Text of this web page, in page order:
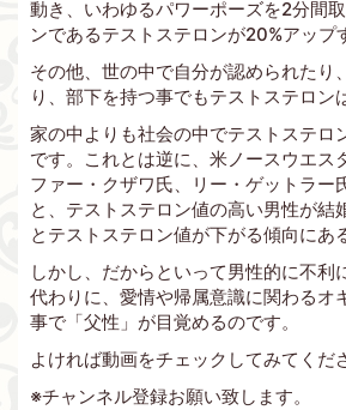
動き、いわゆるパワーポーズを2分間
ンであるテストステロンが20%アップ
その他、世の中で自分が認められたり
り、部下を持つ事でもテストステロン
家の中よりも社会の中でテストステロ
です。これとは逆に、米ノースウエス
ファー・クザワ氏、リー・ゲットラー
と、テストステロン値の高い男性が結
とテストステロン値が下がる傾向にあ
しかし、だからといって男性的に不利
代わりに、愛情や帰属意識に関わるオ
事で「父性」が目覚めるのです。
よければ動画をチェックしてみてくだ
※チャンネル登録お願い致します。